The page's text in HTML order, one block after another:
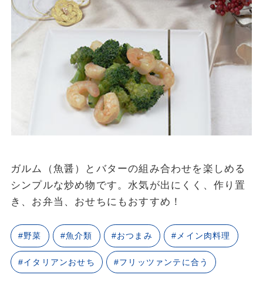
ガルム（魚醤）とバターの組み合わせを楽しめる
シンプルな炒め物です。水気が出にくく、作り置
き、お弁当、おせちにもおすすめ！
#野菜 #魚介類 #おつまみ #メイン肉料理
#イタリアンおせち #フリッツァンテに合う